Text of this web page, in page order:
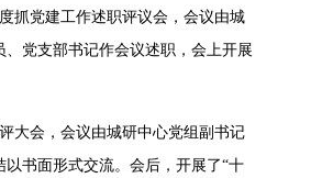
抓党建工作述职评议会，会议由城
党支部书记作会议述职，会上开展
大会，会议由城研中心党组副书记
书面形式交流。会后，开展了“十